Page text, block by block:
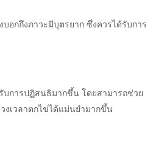
อกถึงภาวะมีบุตรยาก ซึ่งควรได้รับการ
บการปฏิสนธิมากขึ้น โดยสามารถช่วย
งเวลาตกไข่ได้แม่นยำมากขึ้น